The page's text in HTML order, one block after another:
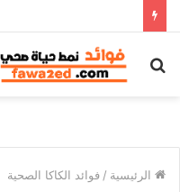
بحث
الرئيسية / فوائد الكاكا الصحية